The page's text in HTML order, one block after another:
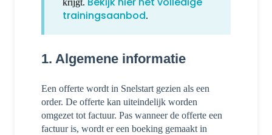
krijgt.
trainingsaanbod.
1. Algemene informatie
Een offerte wordt in Snelstart gezien als een
order. De offerte kan uiteindelijk worden
omgezet tot factuur. Pas wanneer de offerte een
factuur is, wordt er een boeking gemaakt in